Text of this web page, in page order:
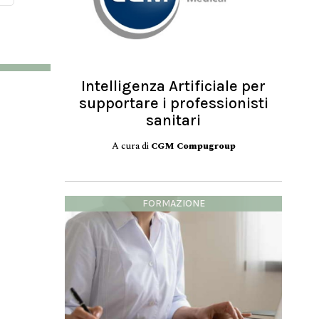
Intelligenza Artificiale per
supportare i professionisti
sanitari
A cura di CGM Compugroup
FORMAZIONE